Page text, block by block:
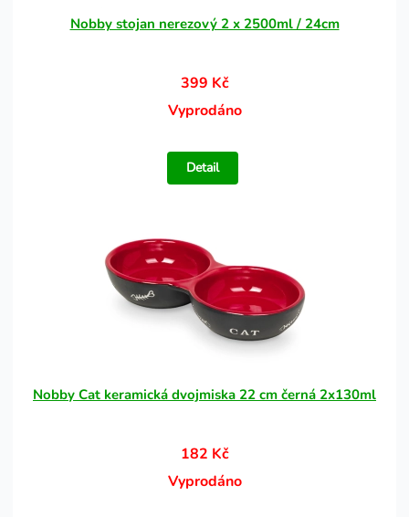
Nobby stojan nerezový 2 x 2500ml / 24cm
399 Kč
Vyprodáno
Detail
Nobby Cat keramická dvojmiska 22 cm černá 2x130ml
182 Kč
Vyprodáno